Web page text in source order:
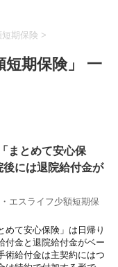
期保険 >
短期保険」 一
まとめて安心保
には退院給付金が
エスライフ少額短期保
めて安心保険」は日帰り
付金と退院給付金がベー
術給付金は主契約にはつ